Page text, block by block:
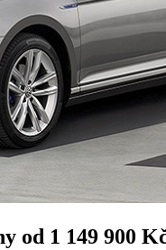
od 1 149 900